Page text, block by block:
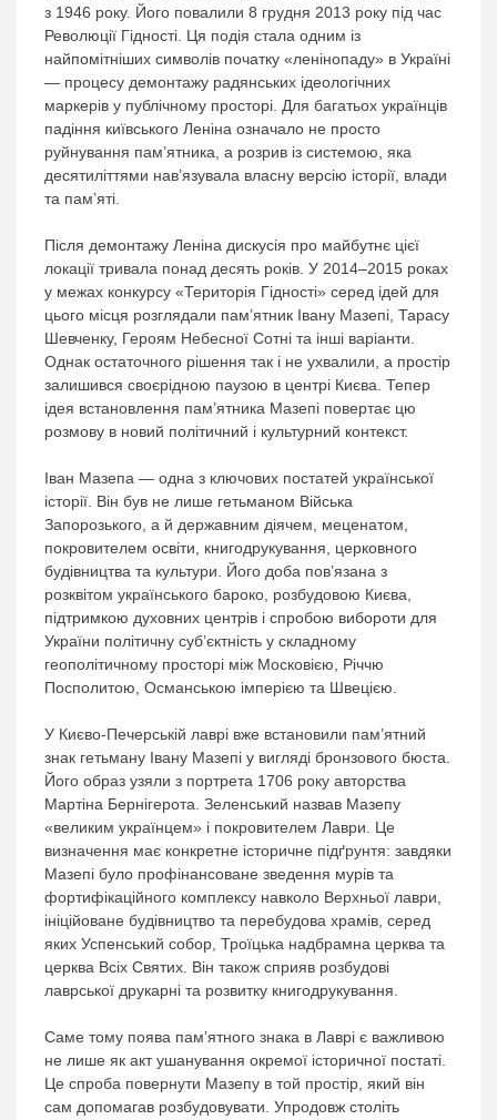
з 1946 року. Його повалили 8 грудня 2013 року під час
Революції Гідності. Ця подія стала одним із
найпомітніших символів початку «ленінопаду» в Україні
— процесу демонтажу радянських ідеологічних
маркерів у публічному просторі. Для багатьох українців
падіння київського Леніна означало не просто
руйнування пам’ятника, а розрив із системою, яка
десятиліттями нав’язувала власну версію історії, влади
та пам’яті.
Після демонтажу Леніна дискусія про майбутнє цієї
локації тривала понад десять років. У 2014–2015 роках
у межах конкурсу «Територія Гідності» серед ідей для
цього місця розглядали пам’ятник Івану Мазепі, Тарасу
Шевченку, Героям Небесної Сотні та інші варіанти.
Однак остаточного рішення так і не ухвалили, а простір
залишився своєрідною паузою в центрі Києва. Тепер
ідея встановлення пам’ятника Мазепі повертає цю
розмову в новий політичний і культурний контекст.
Іван Мазепа — одна з ключових постатей української
історії. Він був не лише гетьманом Війська
Запорозького, а й державним діячем, меценатом,
покровителем освіти, книгодрукування, церковного
будівництва та культури. Його доба пов’язана з
розквітом українського бароко, розбудовою Києва,
підтримкою духовних центрів і спробою вибороти для
України політичну суб’єктність у складному
геополітичному просторі між Московією, Річчю
Посполитою, Османською імперією та Швецією.
У Києво-Печерській лаврі вже встановили пам’ятний
знак гетьману Івану Мазепі у вигляді бронзового бюста.
Його образ узяли з портрета 1706 року авторства
Мартіна Бернігерота. Зеленський назвав Мазепу
«великим українцем» і покровителем Лаври. Це
визначення має конкретне історичне підґрунтя: завдяки
Мазепі було профінансоване зведення мурів та
фортифікаційного комплексу навколо Верхньої лаври,
ініційоване будівництво та перебудова храмів, серед
яких Успенський собор, Троїцька надбрамна церква та
церква Всіх Святих. Він також сприяв розбудові
лаврської друкарні та розвитку книгодрукування.
Саме тому поява пам’ятного знака в Лаврі є важливою
не лише як акт ушанування окремої історичної постаті.
Це спроба повернути Мазепу в той простір, який він
сам допомагав розбудовувати. Упродовж століть